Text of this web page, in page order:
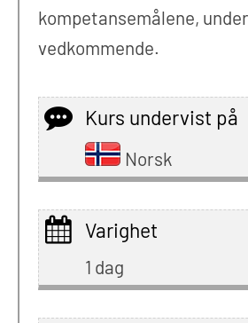
kompetansemålene,
vedkommende.
Kurs undervist på
Norsk
Varighet
1 dag